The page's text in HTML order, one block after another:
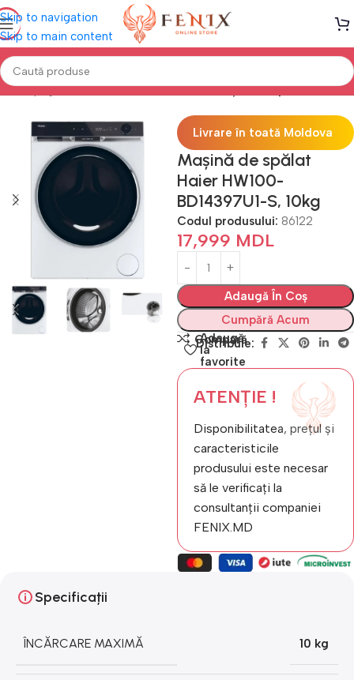
Skip to navigation
Skip to main content
Prima pagină Electrocasnice Bucătărie Mașini de Spălat Rufe
Livrare în toată Moldova
Mașină de spălat
Haier HW100-
BD14397U1-S, 10kg
Codul produsului: 86122
17,999 MDL
Adaugă În Coș
Cumpără Acum
Compară
Adaugă
la
favorite
Distribuie:
ATENȚIE !
Disponibilitatea, prețul și
caracteristicile
produsului este necesar
să le verificați la
consultanții companiei
FENIX.MD
Specificații
ÎNCĂRCARE MAXIMĂ 10 kg